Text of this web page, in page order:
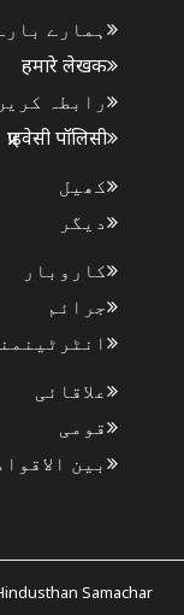
ہمارے
हमारे लेखक
رابطہ
प्राइवेसी पॉलिसी
کھیل
دیگر
کاروبار
جرائم
علاقائی
قومی
بین
Samachar